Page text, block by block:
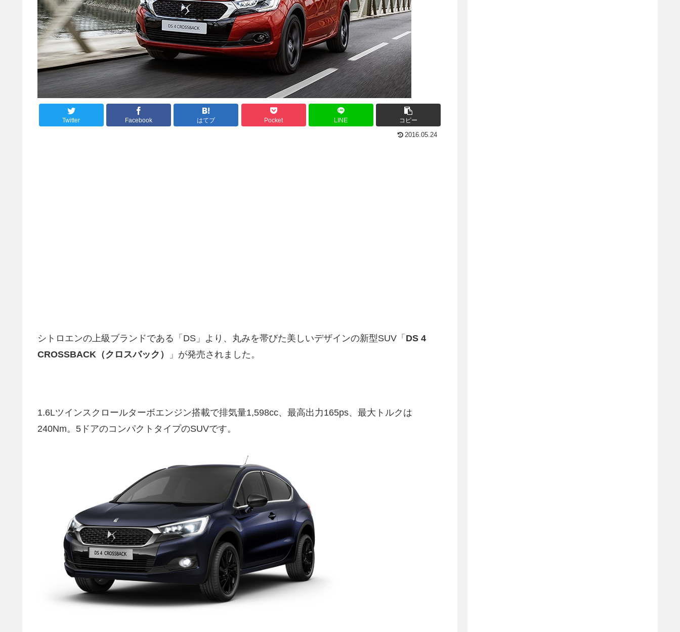
Twitter Facebook はてブ Pocket LINE コピー
2016.05.24
シトロエンの上級ブランドである「DS」より、丸みを帯びた美しいデザインの新型SUV「 DS 4
CROSSBACK（クロスバック）
」が発売されました。
1.6Lツインスクロールターボエンジン搭載で排気量1,598cc、最高出力165ps、最大トルクは
240Nm。5ドアのコンパクトタイプのSUVです。